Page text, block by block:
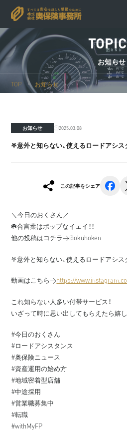
お知らせ
TOP お知らせ
お知らせ 2025.03.08
𖤐意外と知らない、使えるロードアシス
この記事をシェア
＼今日のおくさん／
☘️合言葉はポップなイェイ！！
他の投稿はコチラ→@okuhoken
𖤐意外と知らない、使えるロードアシス
動画はこちら→https://
これ知らない人多い付帯サービス！
いざって時に思い出してもらえたら嬉
#今日のおくさん
#ロードアシスタンス
#奥保険ニュース
#資産運用の始め方
#地域密着型店舗
#中途採用
#営業職募集中
#転職
#withMyFP